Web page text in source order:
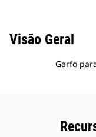
Visão Geral
Garfo